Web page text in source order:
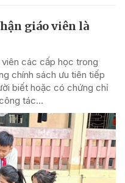
giáo viên là
viên các cấp học trong
chính sách ưu tiên tiếp
biết hoặc có chứng chỉ
tác...